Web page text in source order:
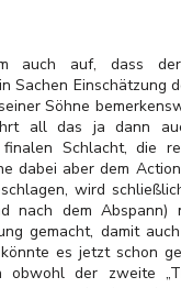
auch auf, dass der
Sachen Einschätzung
Söhne
all das ja dann
finalen Schlacht, die
dabei aber dem
wird
nach dem
gemacht, damit
es jetzt schon
obwohl der zweite